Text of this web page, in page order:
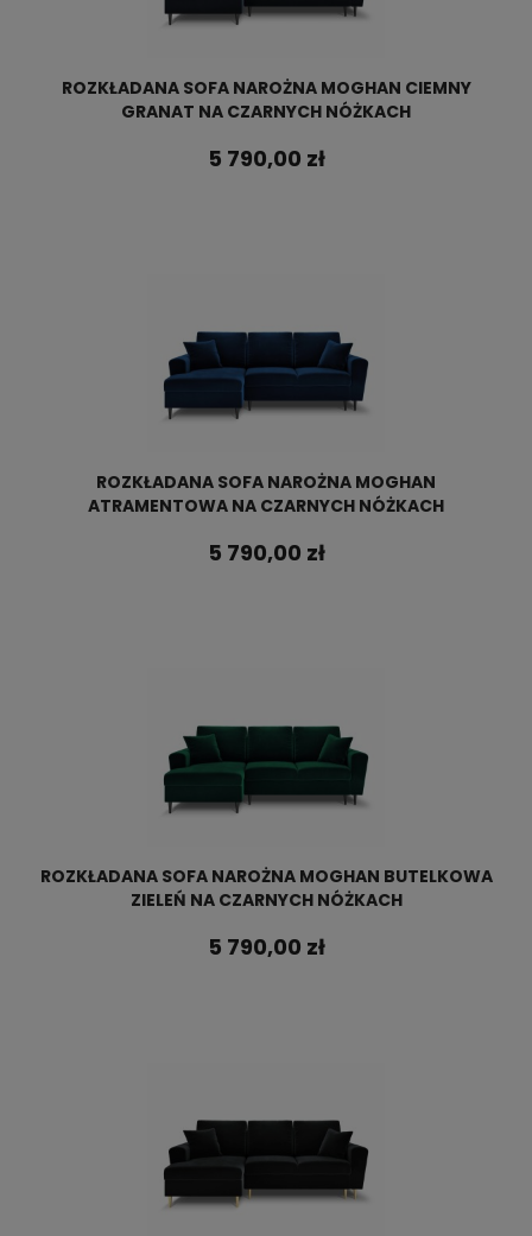
ROZKŁADANA SOFA NAROŻNA MOGHAN CIEMNY
GRANAT NA CZARNYCH NÓŻKACH
5 790,00 zł
ROZKŁADANA SOFA NAROŻNA MOGHAN
ATRAMENTOWA NA CZARNYCH NÓŻKACH
5 790,00 zł
ROZKŁADANA SOFA NAROŻNA MOGHAN BUTELKOWA
ZIELEŃ NA CZARNYCH NÓŻKACH
5 790,00 zł